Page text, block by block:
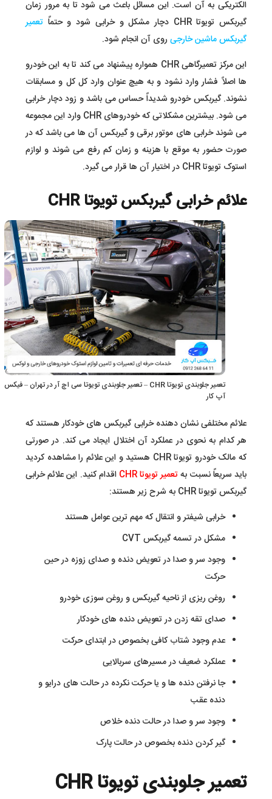
الکتریکی به آن است. این مسائل باعث می شود تا به مرور زمان
گیربکس تویوتا CHR دچار مشکل و خرابی شود و حتماً
تعمیر
گیربکس ماشین خارجی روی آن انجام شود.
این مرکز تعمیرگاهی CHR همواره پیشنهاد می کند تا به این خودرو
ها اصلاً فشار وارد نشود و به هیچ عنوان وارد کل کل و مسابقات
نشوند. گیربکس خودرو شدیداً حساس می باشد و زود دچار خرابی
می شود. بیشترین مشکلاتی که خودروهای CHR وارد این مجموعه
می شوند خرابی های موتور برقی و گیربکس آن ها می باشد که در
صورت حضور به موقع با هزینه و زمان کم رفع می شوند و لوازم
استوک تویوتا CHR در اختیار آن ها قرار می گیرد.
علائم خرابی گیربکس تویوتا CHR
تعمیر جلوبندی تویوتا CHR – تعمیر جلوبندی تویوتا سی اچ آر در تهران – فیکس
آپ کار
علائم مختلفی نشان دهنده خرابی گیربکس های خودکار هستند که
هر کدام به نحوی در عملکرد آن اختلال ایجاد می کند. در صورتی
که مالک خودرو تویوتا CHR هستید و این علائم را مشاهده کردید
باید سریعاً نسبت بهتعمیر تویوتا CHR
اقدام کنید. این علائم خرابی
گیربکس تویوتا CHR به شرح زیر هستند:
خرابی شیفتر و انتقال که مهم ترین عوامل هستند
مشکل در تسمه گیربکس CVT
وجود سر و صدا در تعویض دنده و صدای زوزه در حین
حرکت
روغن ریزی از ناحیه گیربکس و روغن سوزی خودرو
صدای تقه زدن در تعویض دنده های خودکار
عدم وجود شتاب کافی بخصوص در ابتدای حرکت
عملکرد ضعیف در مسیرهای سربالایی
جا نرفتن دنده ها و یا حرکت نکرده در حالت های درایو و
دنده عقب
وجود سر و صدا در حالت دنده خلاص
گیر کردن دنده بخصوص در حالت پارک
تعمیر جلوبندی تویوتا CHR